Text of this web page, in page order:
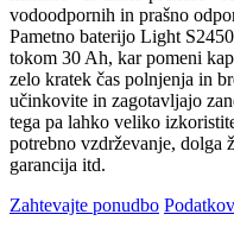
vodoodpornih in prašno
Pametno baterijo Light
tokom 30 Ah, kar pomeni
zelo kratek čas polnjenja in
učinkovite in zagotavljajo
tega pa lahko veliko
potrebno vzdrževanje, dolga
garancija itd.
Zahtevajte ponudbo